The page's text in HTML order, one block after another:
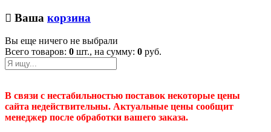
Ваша корзина
Вы еще ничего не выбрали
Всего товаров: 0 шт., на сумму: 0 руб.
В связи с нестабильностью поставок некоторые цены
сайта недействительны. Актуальные цены сообщит
менеджер после обработки вашего заказа.